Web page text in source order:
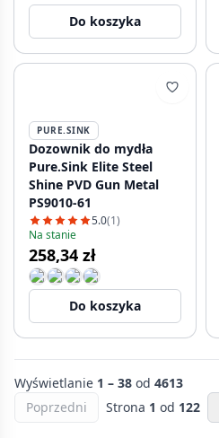
Do koszyka
PURE.SINK
Dozownik do mydła
Pure.Sink Elite Steel
Shine PVD Gun Metal
PS9010-61
5.0(1)
Na stanie
258,34 zł
Do koszyka
Wyświetlanie 1 – 38 od 4613
Poprzedni
Strona 1 od 122